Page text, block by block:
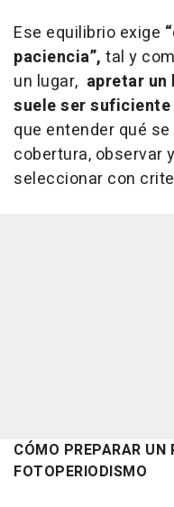
Ese equilibrio exige
paciencia”, tal y
un lugar, apretar un
suele ser
que entender qué
cobertura, observar
seleccionar con
CÓMO PREPARAR UN
FOTOPERIODISMO